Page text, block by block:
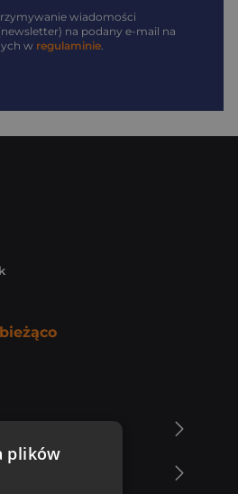
wiadomości
na podany e-mail na
w regulaminie
plików